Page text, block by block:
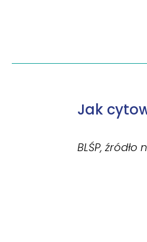
Jak
BLŚP,